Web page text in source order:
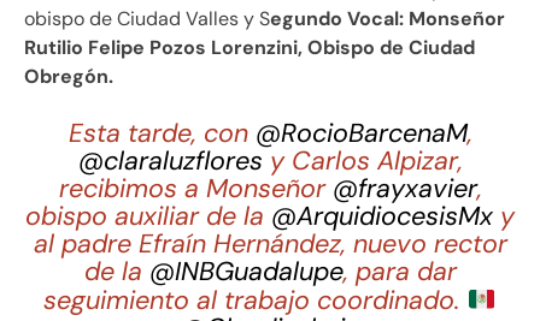
obispo de Ciudad Valles y Segundo Vocal: Monseñor
Rutilio Felipe Pozos Lorenzini, Obispo de Ciudad
Obregón.
Esta tarde, con @RocioBarcenaM,
@claraluzflores y Carlos Alpizar,
recibimos a Monseñor @frayxavier,
obispo auxiliar de la @ArquidiocesisMx y
al padre Efraín Hernández, nuevo rector
de la @INBGuadalupe, para dar
seguimiento al trabajo coordinado.